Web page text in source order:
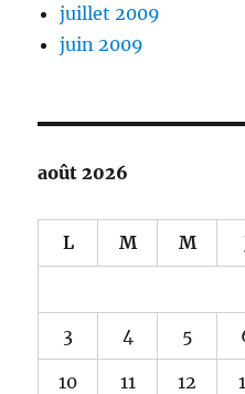
juillet 2009
juin 2009
août 2026
L M M
3 4 5
10 11 12